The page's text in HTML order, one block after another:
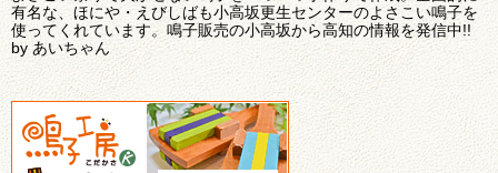
有名な、ほにや・えびしばも小高坂更生センターのよさこい鳴子を
使ってくれています。鳴子販売の小高坂から高知の情報を発信中!!
by あいちゃん